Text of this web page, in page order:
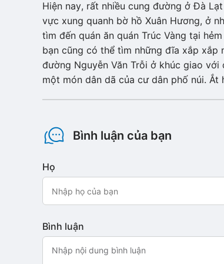
Hiện nay, rất nhiều cung đường ở Đà
vực xung quanh bờ hồ Xuân Hương, ở
tìm đến quán ăn quán Trúc Vàng tại
bạn cũng có thể tìm những đĩa xắp xắp
đường Nguyễn Văn Trỗi ở khúc giao
một món dân dã của cư dân phố núi. Ắt
Bình luận của bạn
Họ
Bình luận